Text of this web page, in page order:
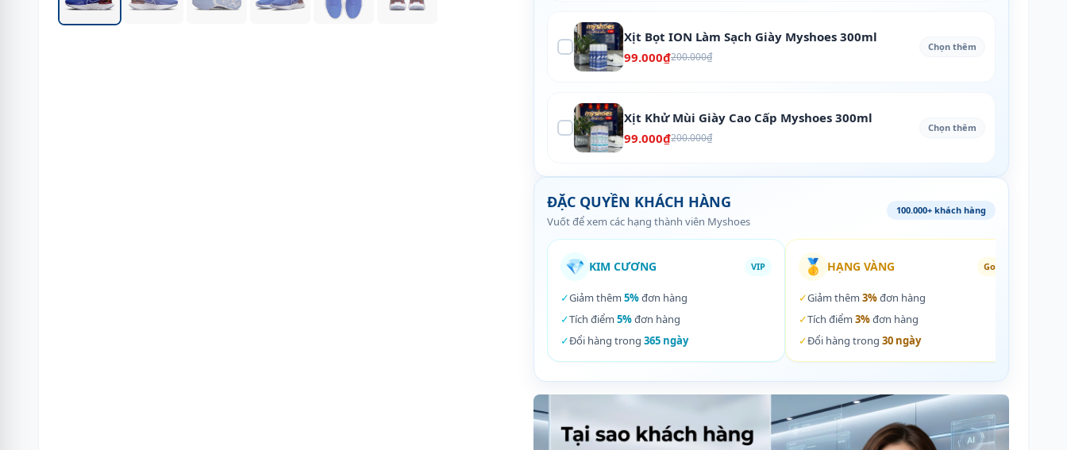
Xịt Bọt ION Làm Sạch Giày Myshoes 300ml
99.000₫200.000₫
Chọn thêm
Xịt Khử Mùi Giày Cao Cấp Myshoes 300ml
99.000₫200.000₫
Chọn thêm
ĐẶC QUYỀN KHÁCH HÀNG
Vuốt để xem các hạng thành viên Myshoes
100.000+ khách hàng
💎 KIM CƯƠNG VIP
✓Giảm thêm 5%đơn hàng
✓Tích điểm 5%đơn hàng
✓Đổi hàng trong 365 ngày
🥇 HẠNG VÀNG Gold
✓Giảm thêm 3%đơn hàng
✓Tích điểm 3%đơn hàng
✓Đổi hàng trong 30 ngày